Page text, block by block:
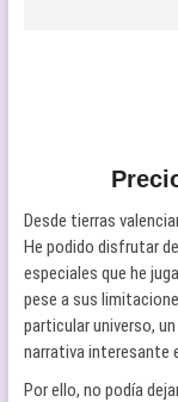
Desde tierras
He podido disfrutar
especiales que he
pese a sus
particular universo,
narrativa interesante
Por ello, no podía